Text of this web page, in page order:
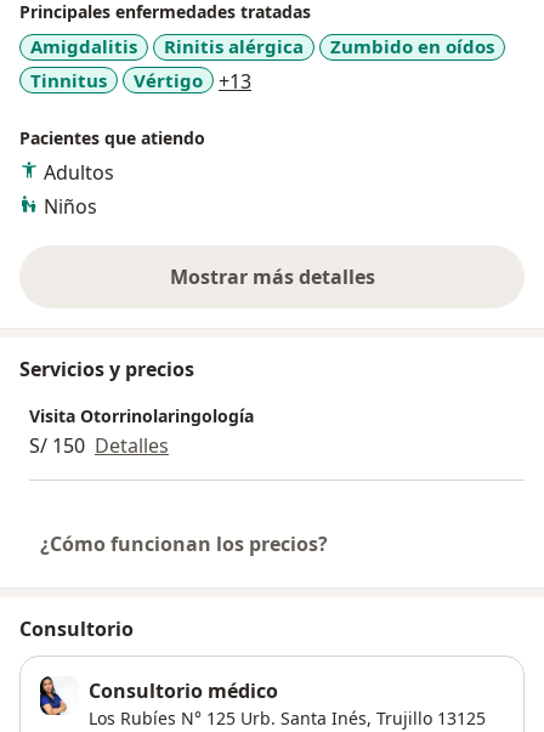
residente. Realizó rotación externa y cursos de
capacitación en Lima y en la Ciudad de Mexico durante
el año 2016 - 2017. Actualmente mantiene capacitación
académicos (cursos, congresos, etc) de la especialidad.
Principales enfermedades tratadas
Amigdalitis Rinitis alérgica
Zumbido en oídos
Tinnitus
Vértigo +13a11y_sr_more_diseases
Pacientes que atiendo
Adultos
Niños
Mostrar más detalles
sobre la experiencia
Servicios y precios
Visita Otorrinolaringología
S/ 150 Detalles
¿Cómo funcionan los precios?
Consultorio
Consultorio médico
Los Rubíes N° 125 Urb. Santa Inés, Trujillo 13125